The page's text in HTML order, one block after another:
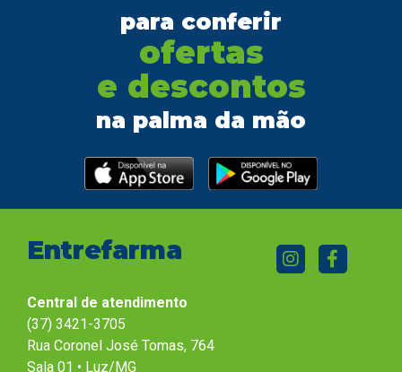
para conferir
ofertas
e descontos
na palma da mão
Entrefarma
Central de atendimento
(37) 3421-3705
Rua Coronel José Tomas, 764
Sala 01 • Luz/MG